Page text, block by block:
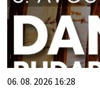
06. 08. 2026 16:28